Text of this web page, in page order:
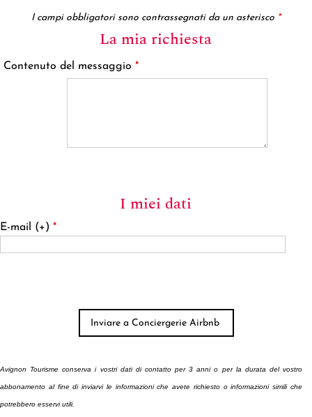
I campi obbligatori sono contrassegnati da un asterisco *
La mia richiesta
Contenuto del messaggio *
I miei dati
E-mail (+) *
Avignon Tourisme conserva i vostri dati di contatto per 3 anni o per la durata del vostro
abbonamento al fine di inviarvi le informazioni che avete richiesto o informazioni simili che
potrebbero esservi utili.